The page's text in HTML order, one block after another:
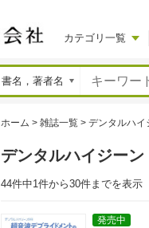
カテゴリ一覧
ホーム > 雑誌一覧 > デンタルハイ
デンタルハイジー
44件中1件から30件までを表示
発売中